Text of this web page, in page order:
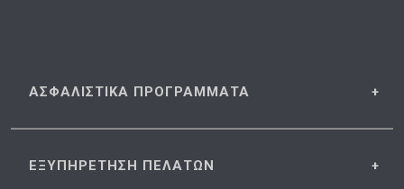
ΑΣΦΑΛΙΣΤΙΚΑ ΠΡΟΓΡΑΜΜΑΤΑ
ΕΞΥΠΗΡΕΤΗΣΗ ΠΕΛΑΤΩΝ